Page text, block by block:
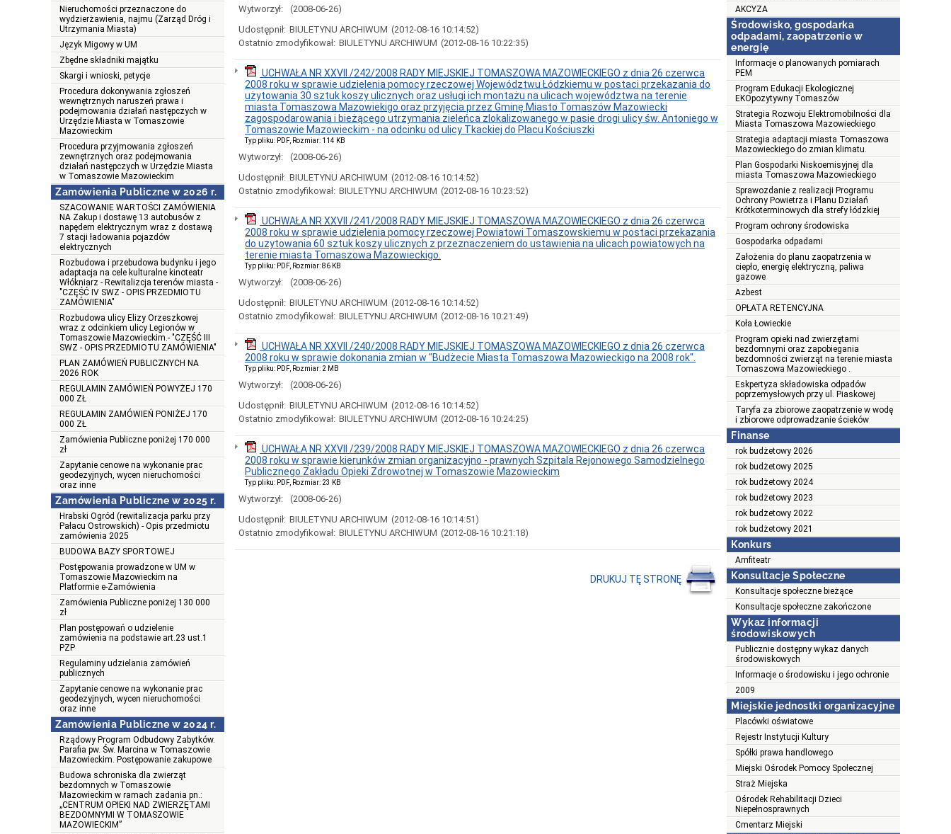
Nieruchomości przeznaczone do
wydzierżawienia, najmu (Zarząd Dróg i
Utrzymania Miasta)
Język Migowy w UM
Zbędne składniki majątku
Skargi i wnioski, petycje
Procedura dokonywania zgłoszeń
wewnętrznych naruszeń prawa i
podejmowania działań następczych w
Urzędzie Miasta w Tomaszowie
Mazowieckim
Procedura przyjmowania zgłoszeń
zewnętrznych oraz podejmowania
działań następczych w Urzędzie Miasta
w Tomaszowie Mazowieckim
Zamówienia Publiczne w 2026 r.
SZACOWANIE WARTOŚCI ZAMÓWIENIA
NA Zakup i dostawę 13 autobusów z
napędem elektrycznym wraz z dostawą
7 stacji ładowania pojazdów
elektrycznych
Rozbudowa i przebudowa budynku i jego
adaptacja na cele kulturalne kinoteatr
Włókniarz - Rewitalizcja terenów miasta -
"CZĘŚĆ IV SWZ - OPIS PRZEDMIOTU
ZAMÓWIENIA"
Rozbudowa ulicy Elizy Orzeszkowej
wraz z odcinkiem ulicy Legionów w
Tomaszowie Mazowieckim.- "CZĘŚĆ III
SWZ - OPIS PRZEDMIOTU ZAMÓWIENIA"
PLAN ZAMÓWIEŃ PUBLICZNYCH NA
2026 ROK
REGULAMIN ZAMÓWIEŃ POWYŻEJ 170
000 ZŁ
REGULAMIN ZAMÓWIEŃ PONIŻEJ 170
000 ZŁ
Zamówienia Publiczne poniżej 170 000
zł
Zapytanie cenowe na wykonanie prac
geodezyjnych, wycen nieruchomości
oraz inne
Zamówienia Publiczne w 2025 r.
Hrabski Ogród (rewitalizacja parku przy
Pałacu Ostrowskich) - Opis przedmiotu
zamówienia 2025
BUDOWA BAZY SPORTOWEJ
Postępowania prowadzone w UM w
Tomaszowie Mazowieckim na
Platformie e-Zamówienia
Zamówienia Publiczne poniżej 130 000
zł
Plan postępowań o udzielenie
zamówienia na podstawie art.23 ust.1
PZP
Regulaminy udzielania zamówień
publicznych
Zapytanie cenowe na wykonanie prac
geodezyjnych, wycen nieruchomości
oraz inne
Zamówienia Publiczne w 2024 r.
Rządowy Program Odbudowy Zabytków.
Parafia pw. Św. Marcina w Tomaszowie
Mazowieckim. Postępowanie zakupowe
Budowa schroniska dla zwierząt
bezdomnych w Tomaszowie
Mazowieckim w ramach zadania pn.:
„CENTRUM OPIEKI NAD ZWIERZĘTAMI
BEZDOMNYMI W TOMASZOWIE
MAZOWIECKIM”
Wytworzył:
(2008-06-26)
Udostępnił: BIULETYNU ARCHIWUM (2012-08-16 10:14:52)
Ostatnio zmodyfikował: BIULETYNU ARCHIWUM (2012-08-16 10:22:35)
UCHWAŁA NR XXVII /242/2008 RADY MIEJSKIEJ TOMASZOWA MAZOWIECKIEGO z dnia 26 czerwca
2008 roku w sprawie udzielenia pomocy rzeczowej Województwu Łódzkiemu w postaci przekazania do
użytowania 30 sztuk koszy ulicznych oraz usługi ich montażu na ulicach województwa na terenie
miasta Tomaszowa Mazowiekigo oraz przyjęcia przez Gminę Miasto Tomaszów Mazowiecki
zagospodarowania i bieżącego utrzymania zieleńca zlokalizowanego w pasie drogi ulicy św. Antoniego w
Tomaszowie Mazowieckim - na odcinku od ulicy Tkackiej do Placu Kościuszki
Typ pliku: PDF, Rozmiar: 114 KB
Wytworzył:
(2008-06-26)
Udostępnił: BIULETYNU ARCHIWUM (2012-08-16 10:14:52)
Ostatnio zmodyfikował: BIULETYNU ARCHIWUM (2012-08-16 10:23:52)
UCHWAŁA NR XXVII /241/2008 RADY MIEJSKIEJ TOMASZOWA MAZOWIECKIEGO z dnia 26 czerwca
2008 roku w sprawie udzielenia pomocy rzeczowej Powiatowi Tomaszowskiemu w postaci przekazania
do uzytowania 60 sztuk koszy ulicznych z przeznaczeniem do ustawienia na ulicach powiatowych na
terenie miasta Tomaszowa Mazowieckigo.
Typ pliku: PDF, Rozmiar: 86 KB
Wytworzył:
(2008-06-26)
Udostępnił: BIULETYNU ARCHIWUM (2012-08-16 10:14:52)
Ostatnio zmodyfikował: BIULETYNU ARCHIWUM (2012-08-16 10:21:49)
UCHWAŁA NR XXVII /240/2008 RADY MIEJSKIEJ TOMASZOWA MAZOWIECKIEGO z dnia 26 czerwca
2008 roku w sprawie dokonania zmian w "Budżecie Miasta Tomaszowa Mazowieckigo na 2008 rok".
Typ pliku: PDF, Rozmiar: 2 MB
Wytworzył:
(2008-06-26)
Udostępnił: BIULETYNU ARCHIWUM (2012-08-16 10:14:52)
Ostatnio zmodyfikował: BIULETYNU ARCHIWUM (2012-08-16 10:24:25)
UCHWAŁA NR XXVII /239/2008 RADY MIEJSKIEJ TOMASZOWA MAZOWIECKIEGO z dnia 26 czerwca
2008 roku w sprawie kierunków zmian organizacyjno - prawnych Szpitala Rejonowego Samodzielnego
Publicznego Zakładu Opieki Zdrowotnej w Tomaszowie Mazowieckim
Typ pliku: PDF, Rozmiar: 23 KB
Wytworzył:
(2008-06-26)
Udostępnił: BIULETYNU ARCHIWUM (2012-08-16 10:14:51)
Ostatnio zmodyfikował: BIULETYNU ARCHIWUM (2012-08-16 10:21:18)
DRUKUJ TĘ STRONĘ
AKCYZA
Środowisko, gospodarka
odpadami, zaopatrzenie w
energię
Informacje o planowanych pomiarach
PEM
Program Edukacji Ekologicznej
EKOpozytywny Tomaszów
Strategia Rozwoju Elektromobilności dla
Miasta Tomaszowa Mazowieckiego
Strategia adaptacji miasta Tomaszowa
Mazowieckiego do zmian klimatu.
Plan Gospodarki Niskoemisyjnej dla
miasta Tomaszowa Mazowieckiego
Sprawozdanie z realizacji Programu
Ochrony Powietrza i Planu Działań
Krótkoterminowych dla strefy łódzkiej
Program ochrony środowiska
Gospodarka odpadami
Założenia do planu zaopatrzenia w
ciepło, energię elektryczną, paliwa
gazowe
Azbest
OPŁATA RETENCYJNA
Koła Łowieckie
Program opieki nad zwierzętami
bezdomnymi oraz zapobiegania
bezdomności zwierząt na terenie miasta
Tomaszowa Mazowieckiego .
Eskpertyza składowiska odpadów
poprzemysłowych przy ul. Piaskowej
Taryfa za zbiorowe zaopatrzenie w wodę
i zbiorowe odprowadzanie ścieków
Finanse
rok budżetowy 2026
rok budżetowy 2025
rok budżetowy 2024
rok budżetowy 2023
rok budżetowy 2022
rok budżetowy 2021
Konkurs
Amfiteatr
Konsultacje Społeczne
Konsultacje społeczne bieżące
Konsultacje społeczne zakończone
Wykaz informacji
środowiskowych
Publicznie dostępny wykaz danych
środowiskowych
Informacje o środowisku i jego ochronie
2009
Miejskie jednostki organizacyjne
Placówki oświatowe
Rejestr Instytucji Kultury
Spółki prawa handlowego
Miejski Ośrodek Pomocy Społecznej
Straż Miejska
Ośrodek Rehabilitacji Dzieci
Niepełnosprawnych
Cmentarz Miejski